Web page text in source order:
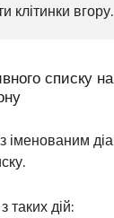
клітинки вгору.
списку
іменованим
таких дій: